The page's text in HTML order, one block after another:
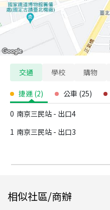
交通 學校 購物
捷運 (2) 公車 (25)
0 南京三民站 - 出口4
1 南京三民站 - 出口3
相似社區/商辦